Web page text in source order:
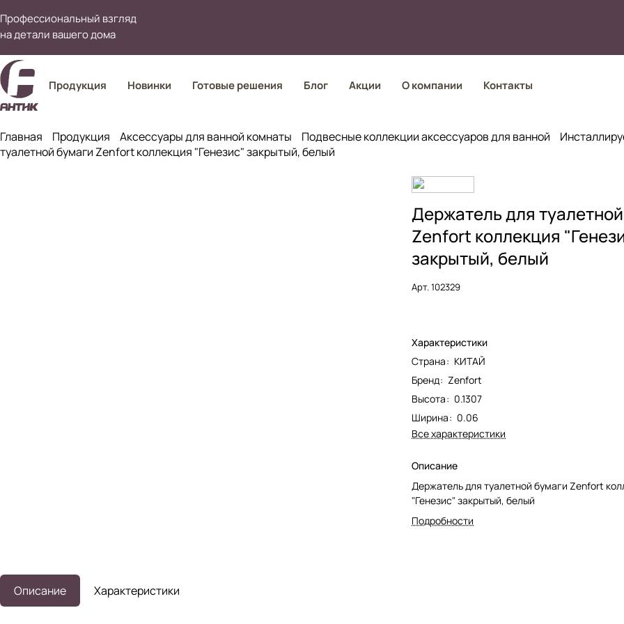
Профессиональный взгляд
на детали вашего дома
Продукция Новинки Готовые решения Блог Акции О компании Контакты
Главная Продукция Аксессуары для ванной комнаты Подвесные коллекции аксессуаров для ванной
туалетной бумаги Zenfort коллекция "Генезис" закрытый, белый
Держатель для
Zenfort коллекция
закрытый, белый
Арт.102329
Характеристики
Страна: КИТАЙ
Бренд: Zenfort
Высота: 0.1307
Ширина: 0.06
Все характеристики
Описание
Держатель для туалетной бумаги Zenfort
"Генезис" закрытый, белый
Подробности
Описание Характеристики